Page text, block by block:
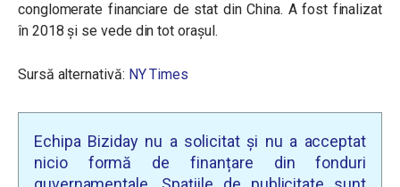
conglomerate financiare de stat din China. A fost finalizat
în 2018 și se vede din tot orașul.
Sursă alternativă: NY Times
Echipa Biziday nu a solicitat și nu a acceptat
nicio formă de finanțare din fonduri